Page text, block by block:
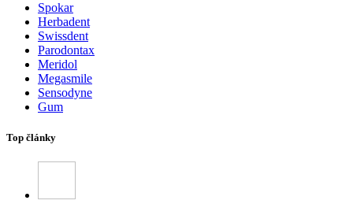
Spokar
Herbadent
Swissdent
Parodontax
Meridol
Megasmile
Sensodyne
Gum
Top články